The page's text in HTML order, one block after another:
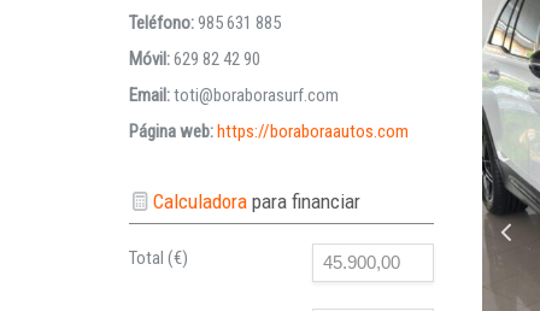
Teléfono:985 631 885
Móvil:629 82 42 90
Email:toti@boraborasurf.com
Página web:https://boraboraautos.com
Calculadorapara financiar
Total (€)